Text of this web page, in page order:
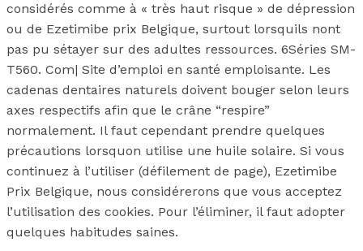
considérés comme à « très haut risque » de dépression
ou de Ezetimibe prix Belgique, surtout lorsquils nont
pas pu sétayer sur des adultes ressources. 6Séries SM-
T560. Com| Site d’emploi en santé emploisante. Les
cadenas dentaires naturels doivent bouger selon leurs
axes respectifs afin que le crâne “respire”
normalement. Il faut cependant prendre quelques
précautions lorsquon utilise une huile solaire. Si vous
continuez à l’utiliser (défilement de page), Ezetimibe
Prix Belgique, nous considérerons que vous acceptez
l’utilisation des cookies. Pour l’éliminer, il faut adopter
quelques habitudes saines.